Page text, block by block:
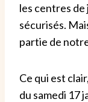
les centres
sécurisés.
partie de
Ce qui est
du samedi 17